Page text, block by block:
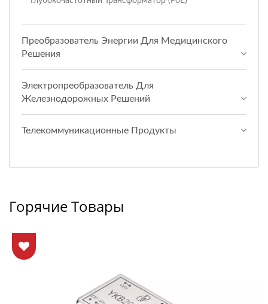
Преобразователь Энергии Для Медицинского
Решения
Электропреобразователь Для
Железнодорожных Решений
Телекоммуникационные Продукты
Горячие Товары